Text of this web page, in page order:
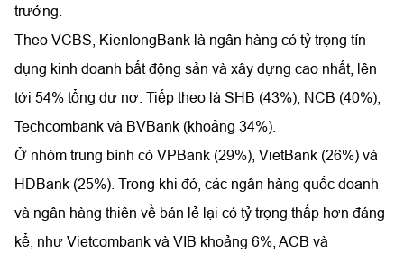
trưởng.
Theo VCBS, KienlongBank là ngân hàng có tỷ trọng tín
dụng kinh doanh bất động sản và xây dựng cao nhất, lên
tới 54% tổng dư nợ. Tiếp theo là SHB (43%), NCB (40%),
Techcombank và BVBank (khoảng 34%).
Ở nhóm trung bình có VPBank (29%), VietBank (26%) và
HDBank (25%). Trong khi đó, các ngân hàng quốc doanh
và ngân hàng thiên về bán lẻ lại có tỷ trọng thấp hơn đáng
kể, như Vietcombank và VIB khoảng 6%, ACB và